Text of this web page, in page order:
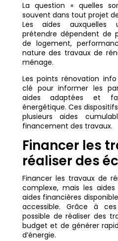
La question « quelles
souvent dans tout projet
Les aides auxquelles
prétendre dépendent de
de logement,
nature des travaux de
ménage.
Les points rénovation
clé pour informer les
aides adaptées et
énergétique. Ces
plusieurs aides
financement des travaux.
Financer les
réaliser des
Financer les travaux de
complexe, mais les
aides financières
accessible. Grâce à
possible de réaliser des
budget et de générer
d’énergie.